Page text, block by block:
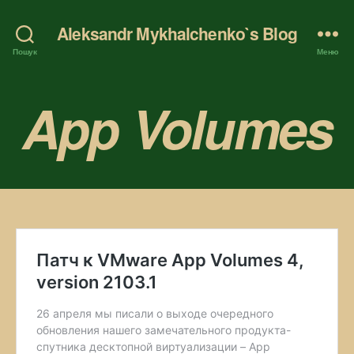
Пошук
Aleksandr Mykhalchenko`s Blog
Меню
App Volumes